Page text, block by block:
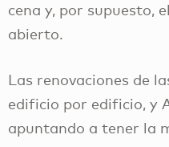
cena y, por supuesto,
abierto.
Las renovaciones de
edificio por edificio, y
apuntando a tener la